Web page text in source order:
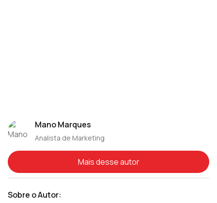
Mano Marques
Analista de Marketing
Mais desse autor
Sobre o Autor: